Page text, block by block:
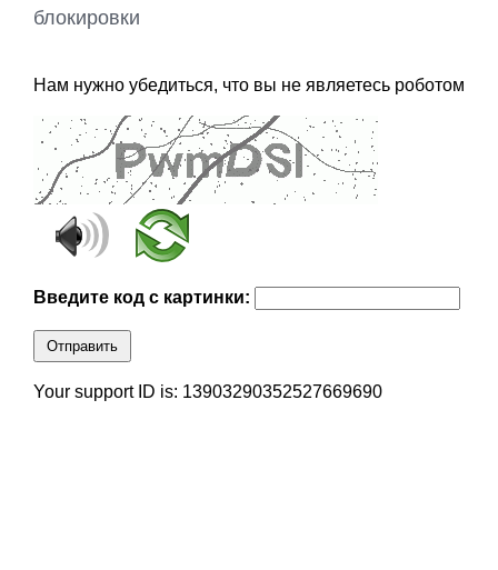
блокировки
Нам нужно убедиться, что вы не являетесь роботом
Введите код с картинки:
Отправить
Your support ID is: 13903290352527669690